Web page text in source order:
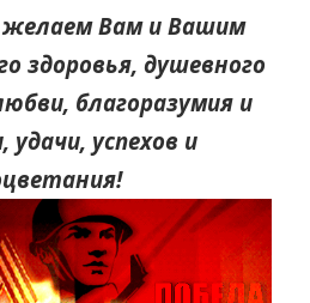
Вам и Вашим
здоровья, душевного
благоразумия и
успехов и